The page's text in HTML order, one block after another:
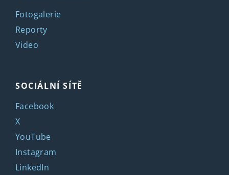
Fotogalerie
Reporty
Video
SOCIÁLNÍ SÍTĚ
Facebook
X
YouTube
Instagram
LinkedIn